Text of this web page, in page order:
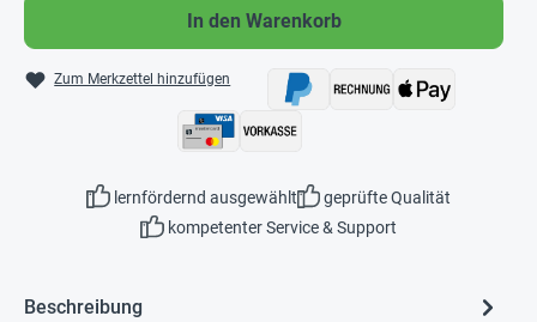
In den Warenkorb
Zum Merkzettel hinzufügen
lernfördernd ausgewählt
geprüfte Qualität
kompetenter Service & Support
Beschreibung